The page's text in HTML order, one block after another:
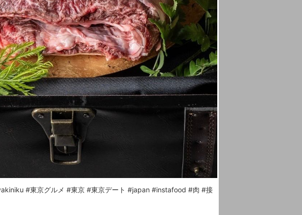
#東京グルメ #東京 #東京デート #japan #instafood #肉 #接